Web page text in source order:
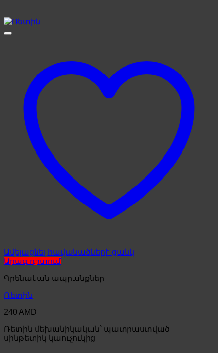
Ավելացնել հավանածների ցանկ
Արագ դիտում
Գրենական ապրանքներ
Ռետին
240 AMD
Ռետին մեխանիկական՝ պատրաստված
սինթետիկ կաուչուկից